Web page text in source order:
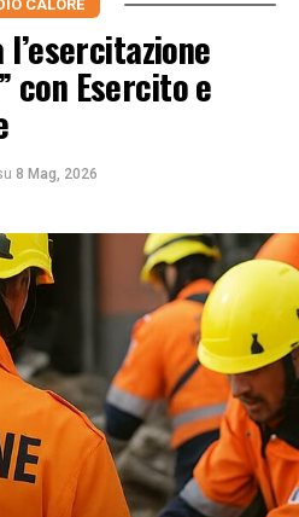
CALORE
con Esercito e
8 Mag, 2026